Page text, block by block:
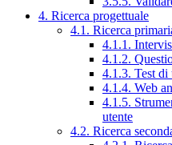
4. Ricerca progettuale
4.1. Ricerca
4.1.1.
4.1.2.
4.1.3. Test di
4.1.4. Web
4.1.5.
utente
4.2. Ricerca